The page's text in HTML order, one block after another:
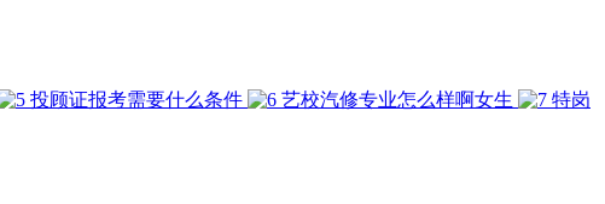
投顾证报考需要什么条件 艺校汽修专业怎么样啊女生
特岗